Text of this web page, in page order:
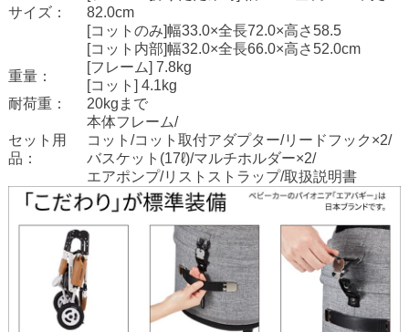
サイズ：
82.0cm
[コットのみ]幅33.0×全長72.0×高さ58.5
[コット内部]幅32.0×全長66.0×高さ52.0cm
重量：
[フレーム] 7.8kg
[コット] 4.1kg
耐荷重：
20kgまで
セット用
品：
本体フレーム/
コット/コット取付アダプター/リードフック×2/
バスケット(17ℓ)/マルチホルダー×2/
エアポンプ/リストストラップ/取扱説明書